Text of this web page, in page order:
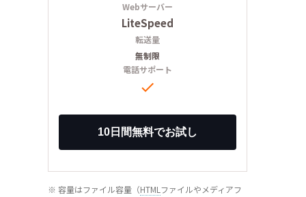
Webサーバー
LiteSpeed
転送量
無制限
電話サポート

※ 容量はファイル容量（HTML ファイルやメディアフ